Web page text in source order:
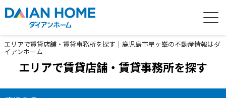
エリアで賃貸店舗・賃貸事務所を探す｜鹿児島市星ヶ峯の不動産情報はダ
イアンホーム
エリアで賃貸店舗・賃貸事務所を探す